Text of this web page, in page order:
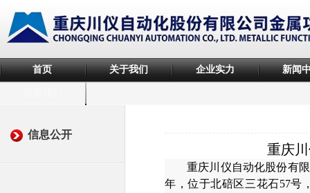
首页 关于我们 企业实力 新闻
信息公开
重庆
重庆川仪自动化股份有
年，位于北碚区三花石57号